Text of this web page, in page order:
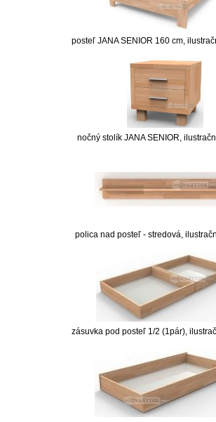
posteľ JANA SENIOR 160 cm,
nočný stolík JANA SENIOR,
polica nad posteľ - stredová,
zásuvka pod posteľ 1/2 (1pár),